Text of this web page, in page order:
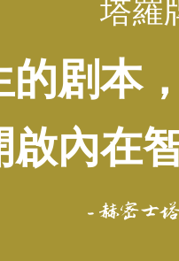
塔羅
的剧本
啟內在
- 赫密士